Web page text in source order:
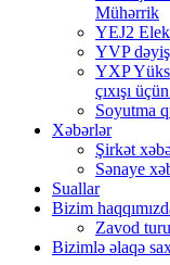
Mühərrik
YEJ2
YVP
YXP
çıxışı
Soyutma
Xəbərlər
Şirkət
Sənaye
Suallar
Bizim
Zavod turu
Bizimlə əlaqə